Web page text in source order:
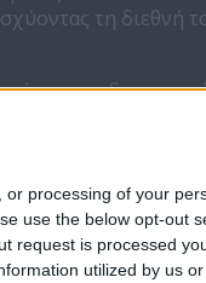
processing of your
use the below opt-out
request is processed
utilized by us
τη διεθνή
να
με παρουσία
διεθνείς
στο διεθνές
του χωρίς
επένδυση